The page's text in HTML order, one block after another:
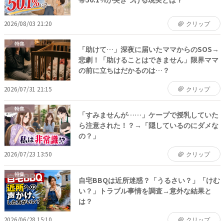
2026/08/03 21:20 クリップ
特集
「助けて…」深夜に届いたママからのSOS→
悲劇！「助けることはできません」限界ママ
の前に立ちはだかるのは…？
2026/07/31 21:15 クリップ
特集
「すみませんが……」ケープで授乳していた
ら注意された！？→「隠しているのにダメな
の？」
2026/07/23 13:50 クリップ
特集
自宅BBQは近所迷惑？「うるさい？」「けむ
い？」トラブル事情を調査→意外な結果と
は？
2026/06/28 15:10 クリップ